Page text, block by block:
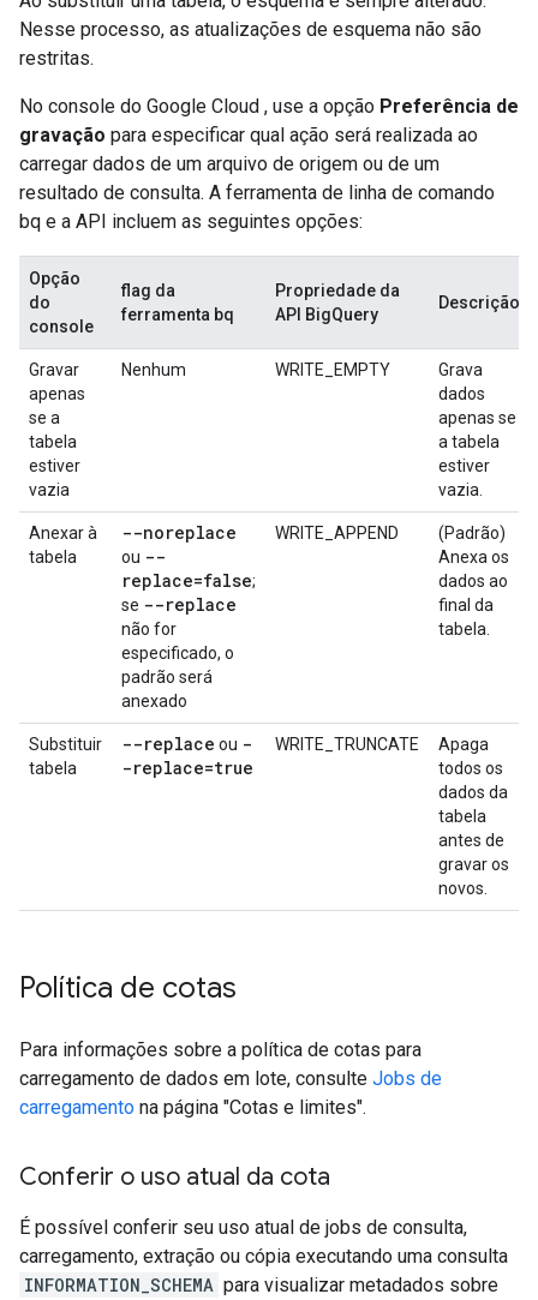
Nesse processo, as atualizações de esquema não são
restritas.
No console do Google Cloud , use a opção Preferência de
gravação para especificar qual ação será realizada ao
carregar dados de um arquivo de origem ou de um
resultado de consulta. A ferramenta de linha de comando
bq e a API incluem as seguintes opções:
Opção
do
console
flag da
ferramenta bq
Propriedade da
API BigQuery
Descrição
Gravar
apenas
se a
tabela
estiver
vazia
Nenhum WRITE_EMPTY
Grava
dados
apenas se
a tabela
estiver
vazia.
Anexar à
tabela
--noreplace
ou --
replace=false;
se --replace
não for
especificado, o
padrão será
anexado
WRITE_APPEND
(Padrão)
Anexa os
dados ao
final da
tabela.
Substituir
tabela
--replace ou -
-replace=true
WRITE_TRUNCATE
Apaga
todos os
dados da
tabela
antes de
gravar os
novos.
Política de cotas
Para informações sobre a política de cotas para
carregamento de dados em lote, consulte Jobs de
carregamento na página "Cotas e limites".
Conferir o uso atual da cota
É possível conferir seu uso atual de jobs de consulta,
carregamento, extração ou cópia executando uma consulta
INFORMATION_SCHEMA para visualizar metadados sobre